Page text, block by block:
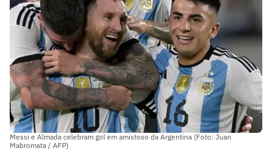
Messi e Almada celebram gol em amistoso da Argentina (Foto: Juan
Mabromata / AFP)